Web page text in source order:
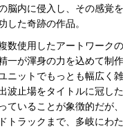
脳内に侵入し、その感覚
した奇跡の作品。
数使用したアートワーク
一が渾身の力を込めて制
ニットでもっとも幅広く
波止場をタイトルに冠し
ていることが象徴的だが
トラックまで、多岐にわ